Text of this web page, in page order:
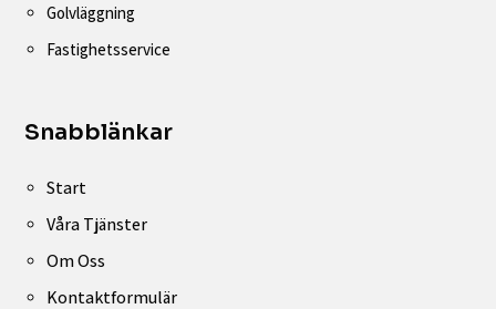
Golvläggning
Fastighetsservice
Snabblänkar
Start
Våra Tjänster
Om Oss
Kontaktformulär